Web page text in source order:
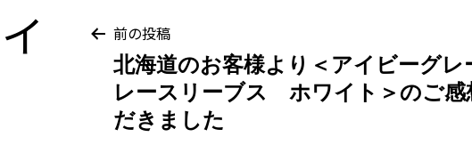
投
稿
前の投稿
北海道のお客様より＜アイビーグレ
レースリーブス ホワイト＞のご感
だきました